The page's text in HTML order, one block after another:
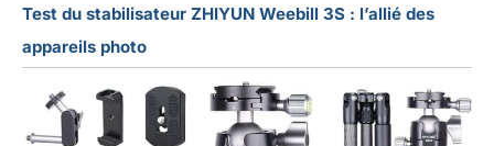
Test du stabilisateur ZHIYUN Weebill 3S : l’allié des
appareils photo